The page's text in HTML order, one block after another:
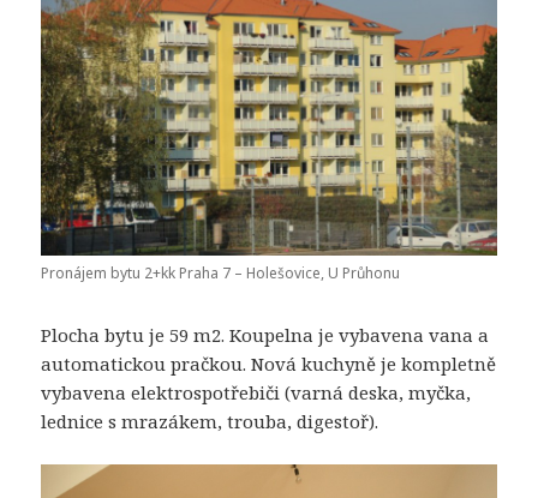
Pronájem bytu 2+kk Praha 7 – Holešovice, U Průhonu
Plocha bytu je 59 m2. Koupelna je vybavena vana a
automatickou pračkou. Nová kuchyně je kompletně
vybavena elektrospotřebiči (varná deska, myčka,
lednice s mrazákem, trouba, digestoř).